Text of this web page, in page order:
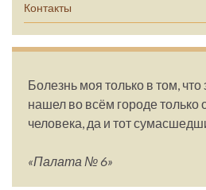
Контакты
Болезнь моя только в том, что
нашел во всём городе только
человека, да и тот
«Палата № 6»